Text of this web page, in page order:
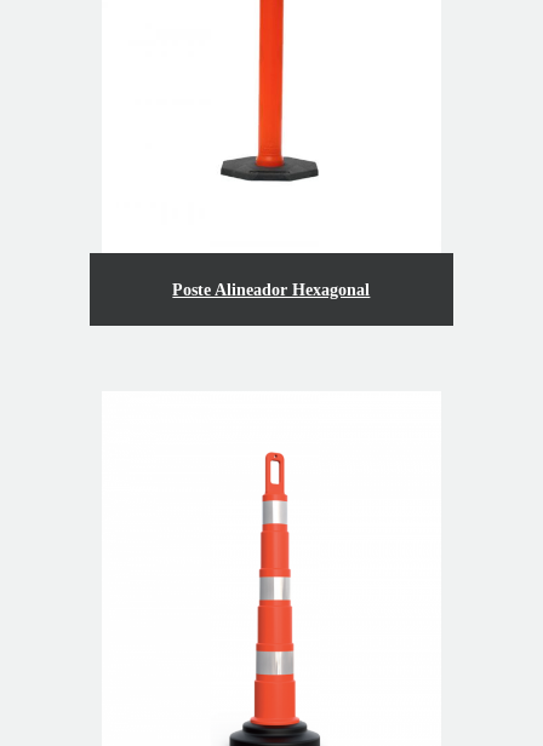
Poste Alineador Hexagonal